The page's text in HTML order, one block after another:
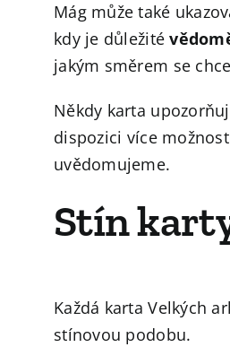
Mág může také
kdy je důležité
jakým směrem se
Někdy karta
dispozici více
uvědomujeme.
Stín
Každá karta Velkých
stínovou podobu.